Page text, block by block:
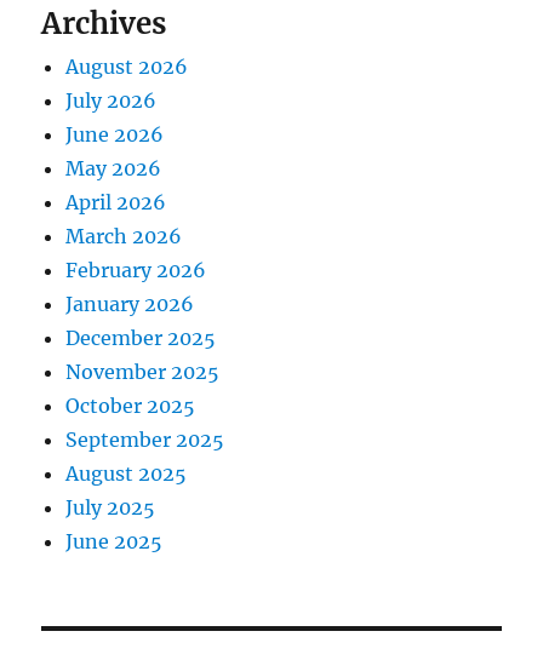
Archives
August 2026
July 2026
June 2026
May 2026
April 2026
March 2026
February 2026
January 2026
December 2025
November 2025
October 2025
September 2025
August 2025
July 2025
June 2025